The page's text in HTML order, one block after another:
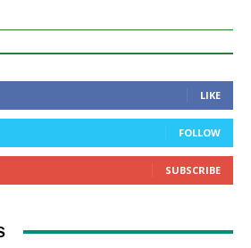
LIKE
FOLLOW
SUBSCRIBE